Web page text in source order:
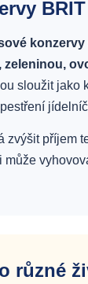
zeleninou,
sloužit jako
zvýšit příjem
může
různé